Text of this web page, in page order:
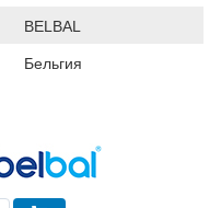
BELBAL
Бельгия